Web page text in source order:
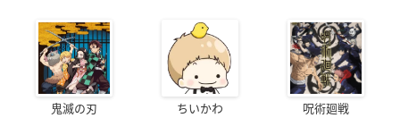
鬼滅の刃 ちいかわ 呪術廻戦